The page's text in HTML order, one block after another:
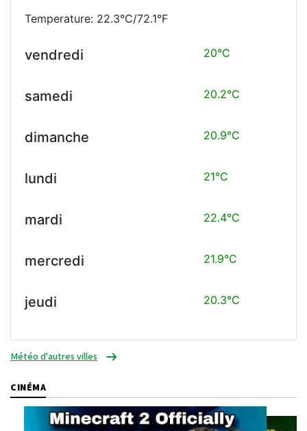
Temperature: 22.3°C/72.1°F
vendredi 20°C
samedi 20.2°C
dimanche 20.9°C
lundi 21°C
mardi 22.4°C
mercredi 21.9°C
jeudi 20.3°C
Météo d'autres villes
CINÉMA